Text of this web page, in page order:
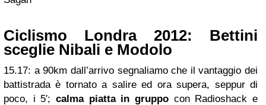
Ciclismo Londra 2012: Bettini
sceglie Nibali e Modolo
15.17: a 90km dall’arrivo segnaliamo che il vantaggio dei
battistrada è tornato a salire ed ora supera, seppur di
poco, i 5′; calma piatta in gruppo con Radioshack e